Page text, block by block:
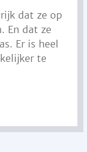
dat ze op
En dat ze
Er is heel
te